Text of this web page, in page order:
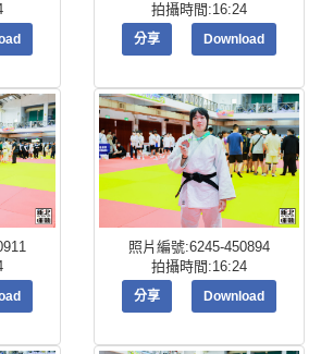
拍攝時間:16:24
分享 Download
照片編號:6245-450894
拍攝時間:16:24
分享 Download